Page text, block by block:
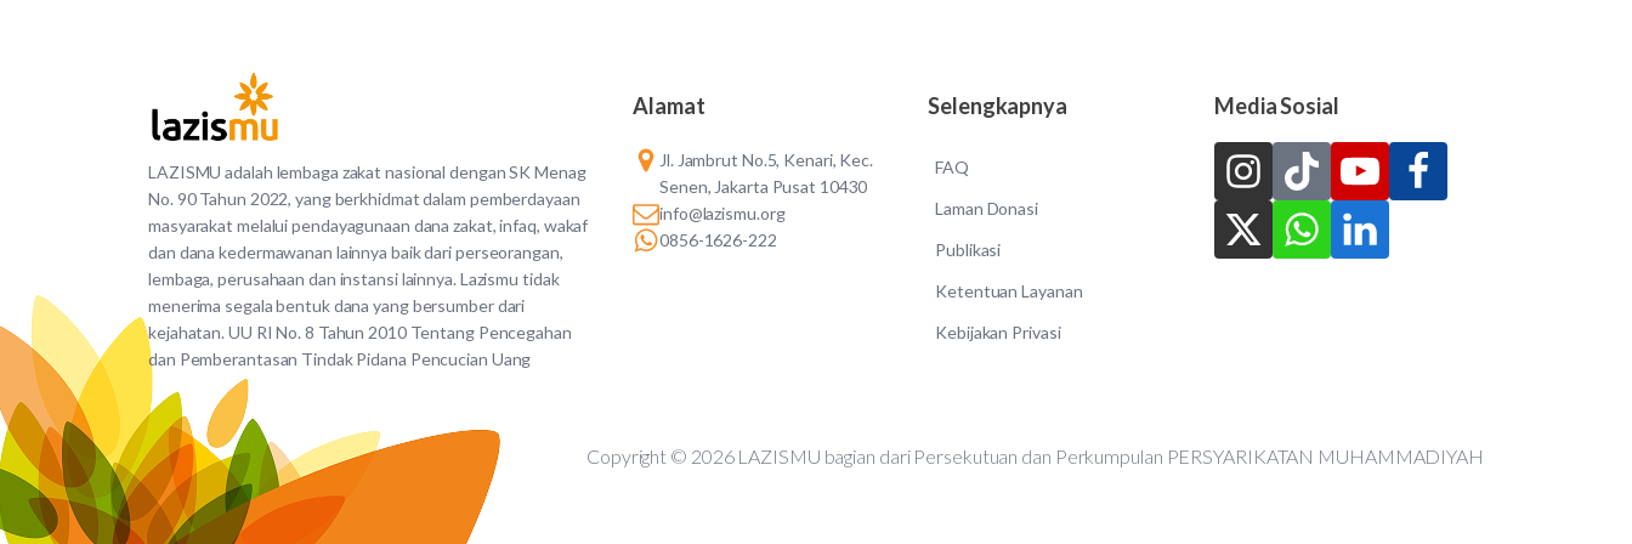
LAZISMU adalah lembaga zakat nasional dengan SK Menag
No. 90 Tahun 2022, yang berkhidmat dalam pemberdayaan
masyarakat melalui pendayagunaan dana zakat, infaq, wakaf
dan dana kedermawanan lainnya baik dari perseorangan,
lembaga, perusahaan dan instansi lainnya. Lazismu tidak
menerima segala bentuk dana yang bersumber dari
kejahatan. UU RI No. 8 Tahun 2010 Tentang Pencegahan
dan Pemberantasan Tindak Pidana Pencucian Uang
Alamat
Jl. Jambrut No.5, Kenari, Kec.
Senen, Jakarta Pusat 10430
info@lazismu.org
0856-1626-222
Selengkapnya
FAQ
Laman Donasi
Publikasi
Ketentuan Layanan
Kebijakan Privasi
Media Sosial
Copyright © 2026 LAZISMU bagian dari Persekutuan dan Perkumpulan PERSYARIKATAN MUHAMMADIYAH